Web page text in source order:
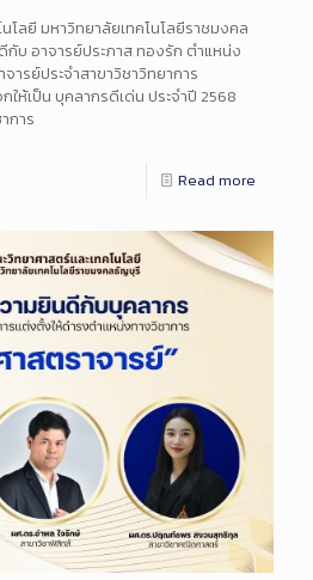
โลยี มหาวิทยาลัยเทคโนโลยีราชมงคล
บ อาจารย์ประภาส ทองรัก ตำแหน่ง
ารย์ประจำสาขาวิชาวิทยาการ
ให้เป็น บุคลากรดีเด่น ประจำปี 2568
การ
Read more